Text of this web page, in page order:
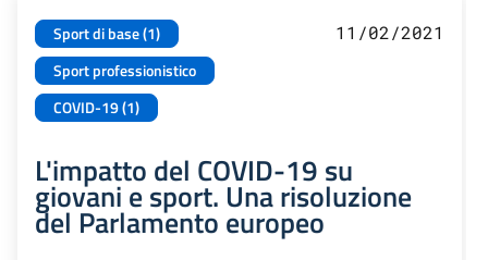
Sport di base (1)
Sport professionistico
COVID-19 (1)
11/02/2021
L'impatto del COVID-19 su
giovani e sport. Una risoluzione
del Parlamento europeo